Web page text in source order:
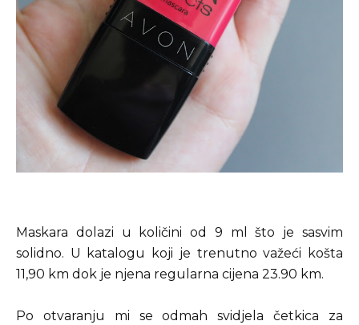
Maskara dolazi u količini od 9 ml što je sasvim
solidno. U katalogu koji je trenutno važeći košta
11,90 km dok je njena regularna cijena 23.90 km.
Po otvaranju mi se odmah svidjela četkica za